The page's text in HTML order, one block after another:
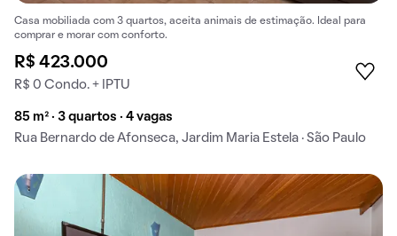
Casa mobiliada com 3 quartos, aceita animais de estimação. Ideal para
comprar e morar com conforto.
R$ 423.000
R$ 0 Condo. + IPTU
85 m² · 3 quartos · 4 vagas
Rua Bernardo de Afonseca, Jardim Maria Estela · São Paulo